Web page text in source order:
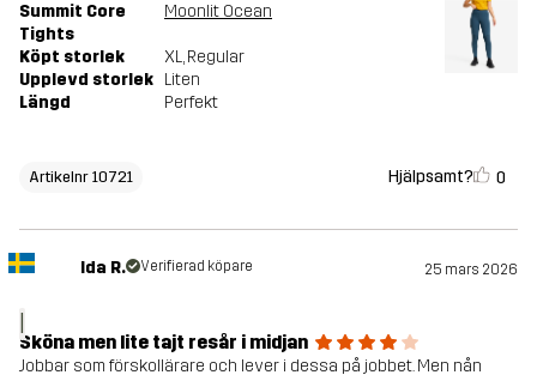
Summit Core
Tights
Moonlit Ocean
Köpt storlek XL, Regular
Upplevd storlek Liten
Längd
Perfekt
Artikelnr 10721 Hjälpsamt? 0
I
Ida R. Verifierad köpare 25 mars 2026
Sköna men lite tajt resår i midjan
Jobbar som förskollärare och lever i dessa på jobbet. Men nån